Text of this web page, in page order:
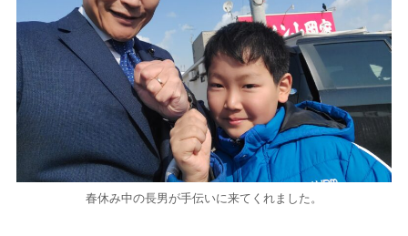
春休み中の長男が手伝いに来てくれました。